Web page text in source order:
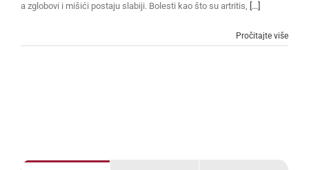
a zglobovi i mišići postaju slabiji. Bolesti kao što su artritis, [...]
Pročitajte više